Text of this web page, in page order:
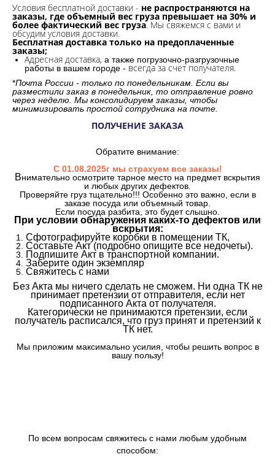
Условия бесплатной доставки - не распространяются на
заказы, где объемный вес груза превышает на 30% и
более фактический вес груза. Мы свяжемся с вами и
обсудим условия доставки.
Бесплатная доставка только на предоплаченные
заказы;
Адресная доставка, а также погрузочно-разгрузочные
работы в вашем городе - всегда за счет получателя.
*Почта России - только по понедельникам. Если вы
разместили заказ в понедельник, то отправление ровно
через неделю. Мы консолидируем заказы, чтобы
минимизировать простой сотрудника на почте.
ПОЛУЧЕНИЕ ЗАКАЗА
Обратите внимание:
С 01.08.2025г мы страхуем все заказы!
Внимательно осмотрите тарное место на предмет вскрытия
и любых других дефектов.
Проверяйте груз тщательно!!! Особенно это важно, если в
заказе посуда или объемный товар.
Если посуда разбита, это будет слышно.
При условии обнаружения каких-то дефектов или
вскрытия:
Сфотографируйте коробки в помещении ТК,
Составьте Акт (подробно опишите все недочеты).
Подпишите Акт в транспортной компании.
Заберите один экземпляр
Свяжитесь с нами
Без Акта мы ничего сделать не сможем. Ни одна ТК не
принимает претензии от отправителя, если нет
подписанного Акта от получателя.
Категорически не принимаются претензии, если
получатель расписался, что груз принят и претензий к
ТК нет.
Мы приложим максимально усилия, чтобы решить вопрос в
вашу пользу!
По всем вопросам свяжитесь с нами любым удобным
способом: